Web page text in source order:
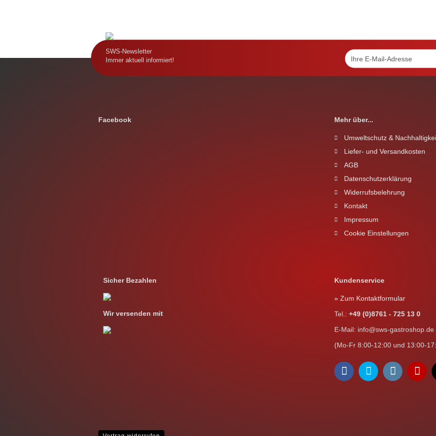
SWS-Newsletter
Immer aktuell informiert!
Facebook Mehr über...
Umweltschutz &
Liefer- und Versandkosten
AGB
Datenschutzerklärung
Widerrufsbelehrung
Kontakt
Impressum
Cookie Einstellungen
Sicher Bezahlen
Wir versenden mit
Kundenservice
» Zum Kontaktformular
Tel.: +49 (0)8761 - 725 13 0
E-Mail: info@sws-gastroshop.de
(Mo-Fr 8:00-12:00 und 13:00-